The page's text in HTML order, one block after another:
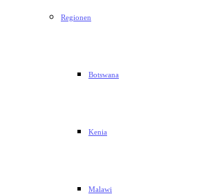
Regionen
Botswana
Kenia
Malawi